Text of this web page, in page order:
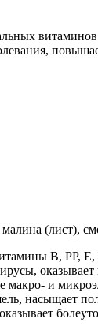
(лист),
В, РР,
макро- и
насыщает